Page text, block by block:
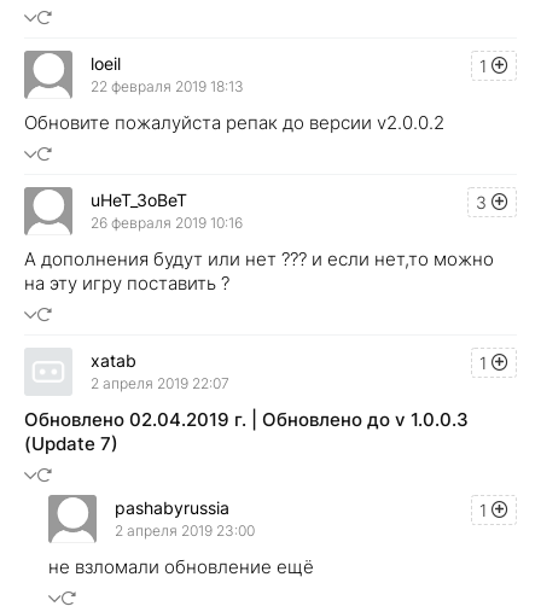
1
loeil
22 февраля 2019 18:13
Обновите пожалуйста репак до версии v2.0.0.2
3
uHeT_3oBeT
26 февраля 2019 10:16
А дополнения будут или нет ??? и если нет,то можно
на эту игру поставить ?
1
xatab
2 апреля 2019 22:07
Обновлено 02.04.2019 г. | Обновлено до v 1.0.0.3
(Update 7)
1
pashabyrussia
2 апреля 2019 23:00
не взломали обновление ещё